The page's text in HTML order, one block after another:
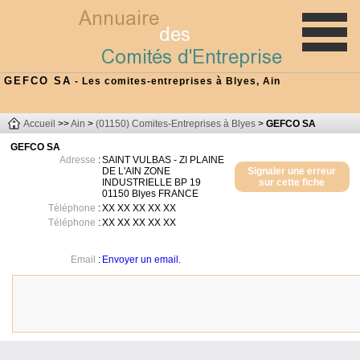
GEFCO SA - Les comites-entreprises à Blyes, Ain
Accueil >>Ain > (01150) Comites-Entreprises à Blyes > GEFCO SA
GEFCO SA
Signaler une erreur
sur cette fiche
Adresse :SAINT VULBAS - ZI PLAINE
DE L'AIN ZONE
INDUSTRIELLE BP 19
01150 Blyes FRANCE
Téléphone :XX XX XX XX XX
Téléphone :XX XX XX XX XX
Email : Envoyer un email.